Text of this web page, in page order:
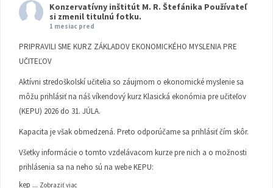
Konzervatívny inštitút M. R. Štefánika Používateľ
si zmenil titulnú fotku.
1 mesiac pred
PRIPRAVILI SME KURZ ZÁKLADOV EKONOMICKÉHO MYSLENIA PRE
UČITEĽOV
Aktívni stredoškolskí učitelia so záujmom o ekonomické myslenie sa
môžu prihlásiť na náš víkendový kurz Klasická ekonómia pre učiteľov
(KEPU) 2026 do 31. JÚLA.
Kapacita je však obmedzená. Preto odporúčame sa prihlásiť čím skôr.
Všetky informácie o tomto vzdelávacom kurze pre nich a o možnosti
prihlásenia sa na neho sú na webe KEPU:
kep ... Zobraziť viac